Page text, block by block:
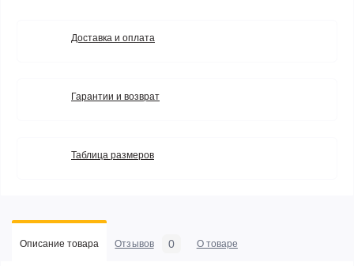
Доставка и оплата
Гарантии и возврат
Таблица размеров
Описание товара Отзывов 0 О товаре